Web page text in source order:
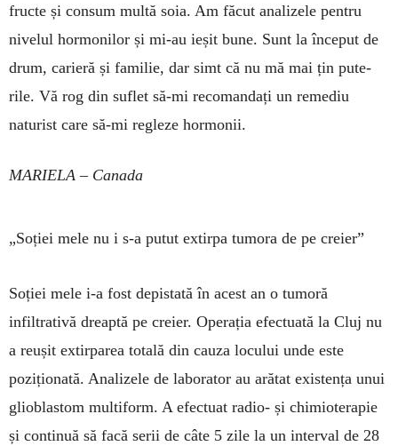
fructe și consum multă soia. Am făcut analizele pentru
nivelul hormonilor și mi-au ieșit bune. Sunt la început de
drum, carie­ră și familie, dar simt că nu mă mai țin pu­te­
rile. Vă rog din suflet să-mi recomandați un remediu
naturist care să-mi regleze hormonii.
MARIELA – Canada
„Soției mele nu i s-a putut extirpa tumora de pe creier”
Soției mele i-a fost depistată în acest an o tumoră
infiltrativă dreaptă pe creier. Operația efectuată la Cluj nu
a reușit extirparea totală din cauza locului unde este
poziționată. Analizele de laborator au arătat exis­tența unui
glioblastom multiform. A efectuat radio- și chimioterapie
și continuă să facă serii de câte 5 zile la un interval de 28